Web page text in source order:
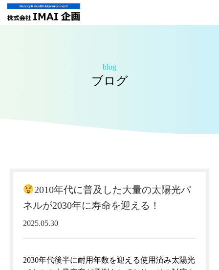
blog
ブログ
2010年代に普及した大量の太陽光パ
ネルが2030年に寿命を迎える！
2025.05.30
2030年代後半に耐用年数を迎える使用済み太陽光